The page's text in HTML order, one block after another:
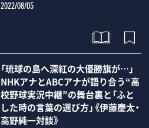
2022/08/05
「琉球の島へ深紅の大優勝旗が…」
NHKアナとABCアナが語り合う“高
校野球実況中継”の舞台裏と「ふと
した時の言葉の選び方」《伊藤慶太・
高野純一対談》